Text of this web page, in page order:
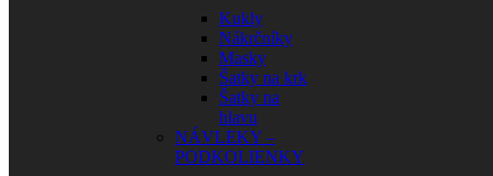
Kukly
Nákrčníky
Masky
Šatky na krk
Šatky na
hlavu
NÁVLEKY –
PODKOLIENKY